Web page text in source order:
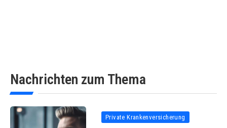
Nachrichten zum Thema
Private Krankenversicherung